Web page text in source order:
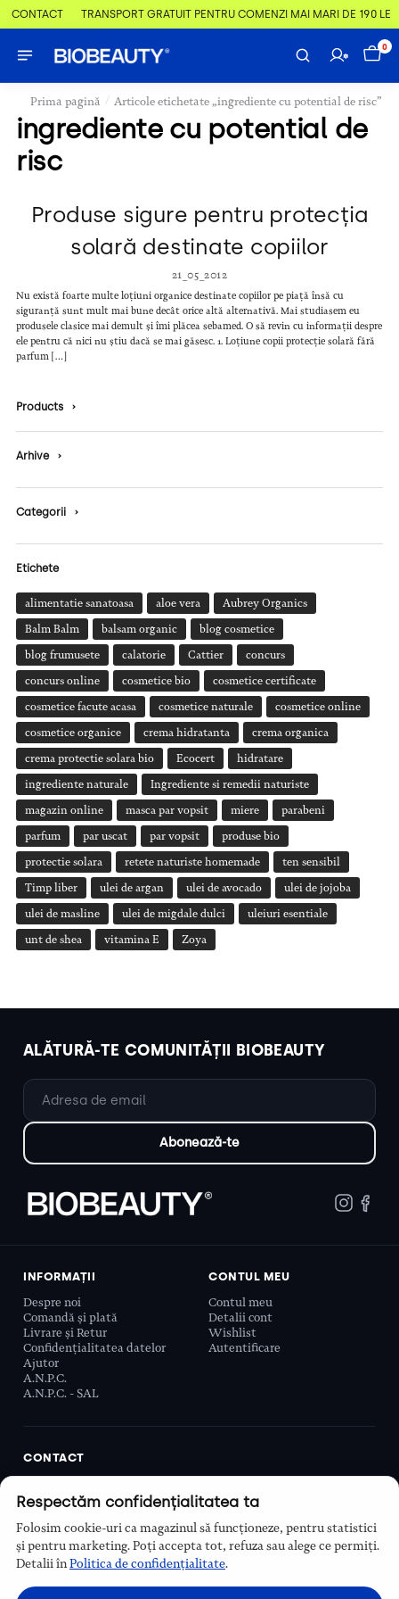
CONTACT TRANSPORT GRATUIT PENTRU COMENZI MAI MARI DE 190 LEI
0
Prima pagină / Articole etichetate „ingrediente cu potential de risc”
ingrediente cu potential de
risc
Produse sigure pentru protecția
solară destinate copiilor
21_05_2012
Nu există foarte multe loțiuni organice destinate copiilor pe piață însă cu
siguranță sunt mult mai bune decât orice altă alternativă. Mai studiasem eu
produsele clasice mai demult și îmi plăcea sebamed. O să revin cu informații despre
ele pentru că nici nu știu dacă se mai găsesc. 1. Loțiune copii protecție solară fără
parfum […]
Products ›
Arhive ›
Categorii ›
Etichete
alimentatie sanatoasa aloe vera Aubrey Organics
Balm Balm balsam organic blog cosmetice
blog frumusete calatorie Cattier concurs
concurs online cosmetice bio cosmetice certificate
cosmetice facute acasa cosmetice naturale cosmetice online
cosmetice organice crema hidratanta crema organica
crema protectie solara bio Ecocert hidratare
ingrediente naturale Ingrediente si remedii naturiste
magazin online masca par vopsit miere parabeni
parfum par uscat par vopsit produse bio
protectie solara retete naturiste homemade ten sensibil
Timp liber ulei de argan ulei de avocado ulei de jojoba
ulei de masline ulei de migdale dulci uleiuri esentiale
unt de shea vitamina E Zoya
ALĂTURĂ-TE COMUNITĂȚII BIOBEAUTY
INFORMAȚII
Despre noi
Comandă și plată
Livrare și Retur
Confidențialitatea datelor
Ajutor
A.N.P.C.
A.N.P.C. - SAL
CONTUL MEU
Contul meu
Detalii cont
Wishlist
Autentificare
CONTACT
Sector 6, București, România
Program
Luni–Vineri, 9:00 – 16:00
Respectăm confidențialitatea ta
Folosim cookie-uri ca magazinul să funcționeze, pentru statistici
și pentru marketing. Poți accepta tot, refuza sau alege ce permiți.
Detalii înPolitica de confidențialitate.